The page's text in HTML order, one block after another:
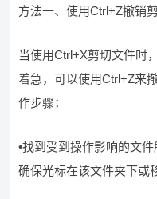
方法一、使用Ctrl+Z撤销
当使用Ctrl+X剪切文件时
着急，可以使用Ctrl+Z来
作步骤：
•找到受到操作影响的文
确保光标在该文件夹下或